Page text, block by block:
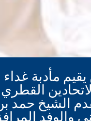
يقيم مأدبة
الشيخ حمد
والوفد